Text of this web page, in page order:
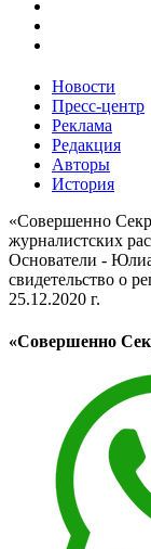
Новости
Пресс-центр
Реклама
Редакция
Авторы
История
«Совершенно
журналистских
Основатели -
свидетельство о
25.12.2020 г.
«Совершенно